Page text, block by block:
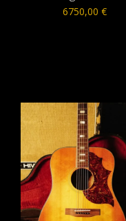
6750,00 €